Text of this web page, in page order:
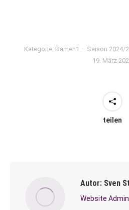
Kategorie: Damen1 – Saison 2024/
19. März
teilen
Autor: Sven
Website Admin